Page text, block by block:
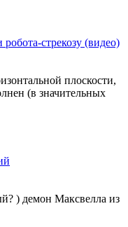
стрекозу (видео)
плоскости,
(в значительных
) демон Максвелла из